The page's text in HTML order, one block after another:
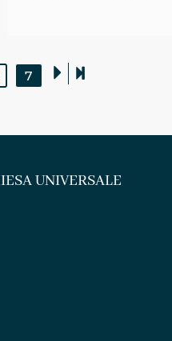
7
UNIVERSALE